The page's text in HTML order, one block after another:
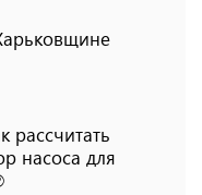
насоса для